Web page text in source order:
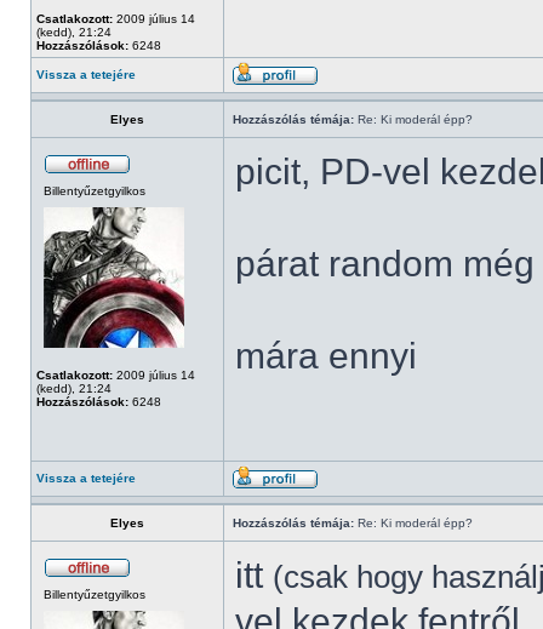
Csatlakozott: 2009 július 14
(kedd), 21:24
Hozzászólások: 6248
Vissza a tetejére
Elyes Hozzászólás témája: Re: Ki moderál épp?
Billentyűzetgyilkos
Csatlakozott: 2009 július 14
(kedd), 21:24
Hozzászólások: 6248
picit, PD-vel
párat random
mára ennyi
Vissza a tetejére
Elyes Hozzászólás témája: Re: Ki moderál épp?
Billentyűzetgyilkos itt (csak hogy